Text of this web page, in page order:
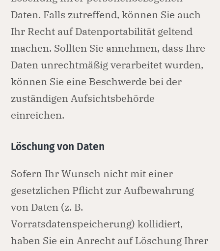
Daten. Falls zutreffend, können Sie auch
Ihr Recht auf Datenportabilität geltend
machen. Sollten Sie annehmen, dass Ihre
Daten unrechtmäßig verarbeitet wurden,
können Sie eine Beschwerde bei der
zuständigen Aufsichtsbehörde
einreichen.
Löschung von Daten
Sofern Ihr Wunsch nicht mit einer
gesetzlichen Pflicht zur Aufbewahrung
von Daten (z. B.
Vorratsdatenspeicherung) kollidiert,
haben Sie ein Anrecht auf Löschung Ihrer